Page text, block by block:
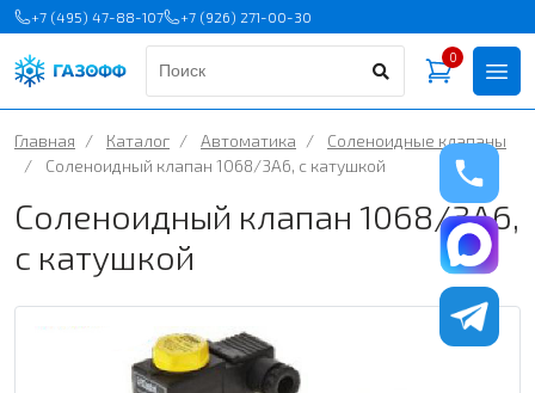
+7 (495) 47-88-107 +7 (926) 271-00-30
0
Главная / Каталог / Автоматика /
Соленоидные клапаны
/
Соленоидный клапан 1068/3A6, с катушкой
Соленоидный клапан 1068/3A6,
с катушкой